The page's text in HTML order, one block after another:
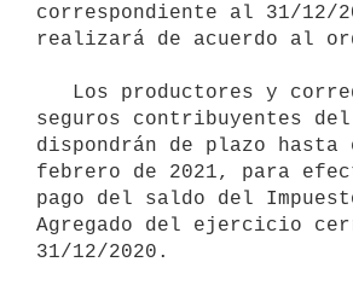
correspondiente al 31/12/
realizará de acuerdo al
seguros contribuyentes del
dispondrán de plazo hasta
febrero de 2021, para
pago del saldo del
Agregado del ejercicio
31/12/2020.